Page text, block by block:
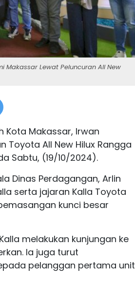
Makassar Lewat Peluncuran All New
Kota Makassar, Irwan
Toyota All New Hilux Rangga
Sabtu, (19/10/2024).
Dinas Perdagangan, Arlin
serta jajaran Kalla Toyota
kunci besar
melakukan kunjungan ke
Ia juga turut
pelanggan pertama unit